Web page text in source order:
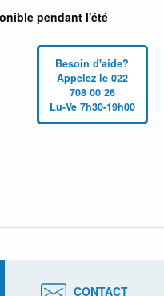
pendant l'été
Besoin d'aide?
Appelez le 022
708 00 26
Lu-Ve 7h30-19h00
CONTACT